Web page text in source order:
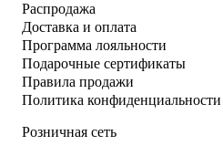
Распродажа
Доставка и оплата
Программа лояльности
Подарочные сертификаты
Правила продажи
Политика конфиденциальности
Розничная сеть